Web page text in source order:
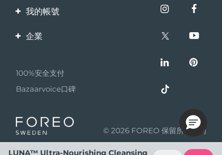
聯繫我們
我的帳號
產品註冊
企業
夥伴計畫
聯盟新聞
成為合作夥伴
使用條款
100%安全支付
Bazaarvoice口碑
© 2026 FOREO 保留所有權利
LUNA™ Ultra-Nourishing Cleansing